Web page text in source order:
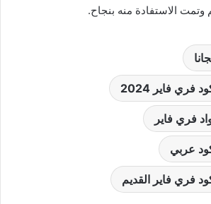
وتمت الاستفادة منه بنجاح.
فاير 2024
فري فاير
عربي
فري فاير القديم